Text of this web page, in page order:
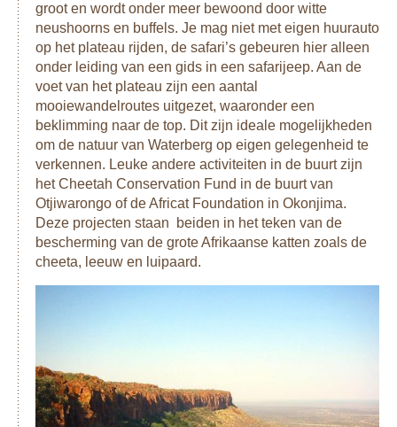
groot en wordt onder meer bewoond door witte
neushoorns en buffels. Je mag niet met eigen huurauto
op het plateau rijden, de safari’s gebeuren hier alleen
onder leiding van een gids in een safarijeep. Aan de
voet van het plateau zijn een aantal
mooiewandelroutes uitgezet, waaronder een
beklimming naar de top. Dit zijn ideale mogelijkheden
om de natuur van Waterberg op eigen gelegenheid te
verkennen. Leuke andere activiteiten in de buurt zijn
het Cheetah Conservation Fund in de buurt van
Otjiwarongo of de Africat Foundation in Okonjima.
Deze projecten staan beiden in het teken van de
bescherming van de grote Afrikaanse katten zoals de
cheeta, leeuw en luipaard.